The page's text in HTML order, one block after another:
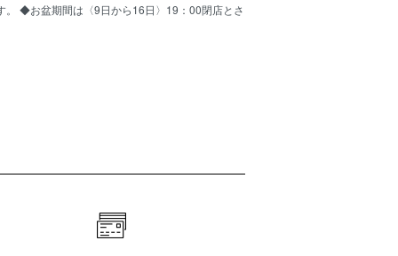
。 ◆お盆期間は〈9日から16日〉19：00閉店とさ